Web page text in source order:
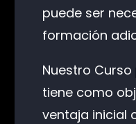
puede ser
formación
Nuestro
tiene como
ventaja inicial